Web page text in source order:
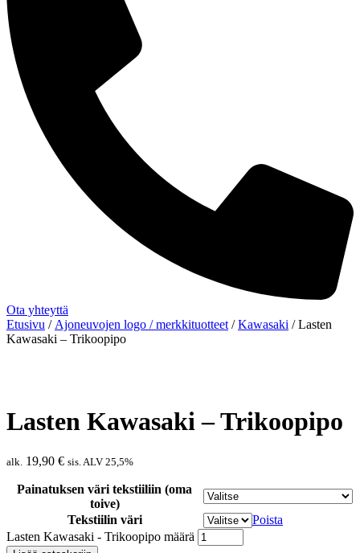
Ota yhteyttä
Etusivu / Ajoneuvojen logo / merkkituotteet /Kawasaki / Lasten
Kawasaki – Trikoopipo
Lasten Kawasaki – Trikoopipo
alk. 19,90 € sis. ALV 25,5%
Painatuksen väri tekstiiliin (oma
toive)
Tekstiilin väri
Poista
Lasten Kawasaki - Trikoopipo määrä